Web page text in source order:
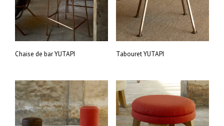
Chaise de bar YUTAPI Tabouret YUTAPI